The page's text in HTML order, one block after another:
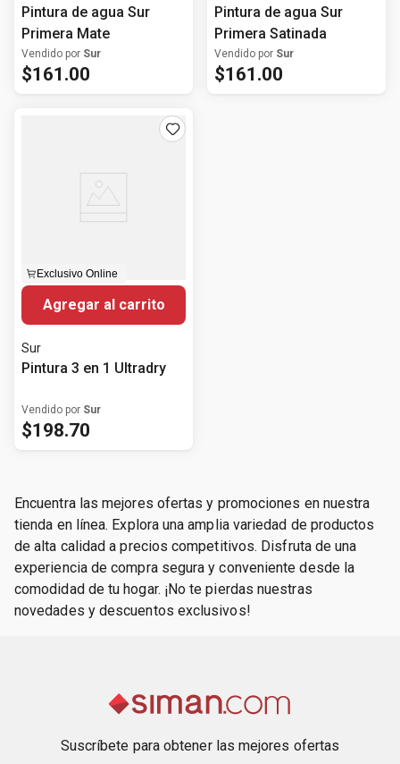
Pintura de agua Sur
Primera Mate
Vendido por Sur
$161 .00
Pintura de agua Sur
Primera Satinada
Vendido por Sur
$161 .00
Exclusivo Online
Agregar al carrito
Sur
Pintura 3 en 1 Ultradry
Vendido por Sur
$198.70
Encuentra las mejores ofertas y promociones en nuestra
tienda en línea. Explora una amplia variedad de productos
de alta calidad a precios competitivos. Disfruta de una
experiencia de compra segura y conveniente desde la
comodidad de tu hogar. ¡No te pierdas nuestras
novedades y descuentos exclusivos!
Suscríbete para obtener las mejores ofertas